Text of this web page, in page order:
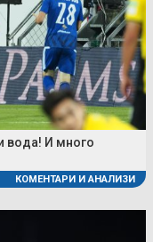
вода! И много
КОМЕНТАРИ И АНАЛИЗИ